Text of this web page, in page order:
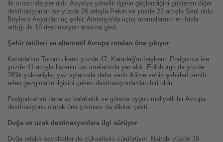
ilk sırasında yer aldı. Asya'ya yönelik ilginin güçlendiğini gösteren diğer
destinasyonlar ise yüzde 26 artışla Pekin ve yüzde 25 artışla Seul oldu.
Böylece Asya'dan üç şehir, Almanya'da uçuş aramalarının en fazla
arttığı ilk 10 destinasyon arasına girdi.
Şehir tatilleri ve alternatif Avrupa rotaları öne çıkıyor
Kanada'nın Toronto kenti yüzde 47, Karadağ'ın başkenti Podgorica ise
yüzde 41 artışla listenin üst sıralarında yer aldı. Edinburgh da yüzde
28'lik yükselişle, yaz aylarında daha serin iklime sahip şehirleri tercih
eden gezginlerin ilgisini çeken destinasyonlardan biri oldu.
Podgorica'nın daha az kalabalık ve görece uygun maliyetli bir Avrupa
destinasyonu olarak öne çıkması da dikkat çekti.
Doğa ve uzak destinasyonlara ilgi sürüyor
Doğa odaklı seyahatler de yükselişini sürdürüyor. Nairobi yüzde 39